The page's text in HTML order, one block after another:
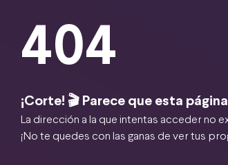
404
¡Corte! 🎬 Parece que esta
La dirección a la que intentas acceder no
¡No te quedes con las ganas de ver tus